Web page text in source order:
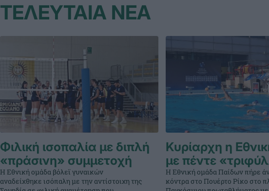
ΤΕΛΕΥΤΑΙΑ ΝΕΑ
Φιλική ισοπαλία με διπλή
«πράσινη» συμμετοχή
Η Εθνική ομάδα βόλεϊ γυναικών
αναδείχθηκε ισόπαλη με την αντίστοιχη της
Κυρίαρχη η
με πέντε
Η Εθνική ομάδα Παίδων πήρε
κόντρα στο Πουέρτο Ρίκο στο